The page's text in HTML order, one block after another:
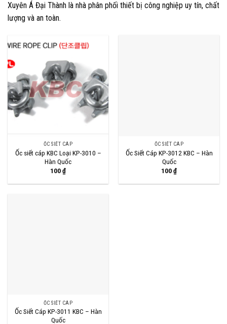
Xuyên Á Đại Thành là nhà phân phối thiết bị công nghiệp uy tín, chất
lượng và an toàn.
ỐC SIẾT CÁP
Ốc siết cáp KBC Loại KP-3010 –
Hàn Quốc
100₫
ỐC SIẾT CÁP
Ốc Siết Cáp KP-3012 KBC – Hàn
Quốc
100₫
ỐC SIẾT CÁP
Ốc Siết Cáp KP-3011 KBC – Hàn
Quốc